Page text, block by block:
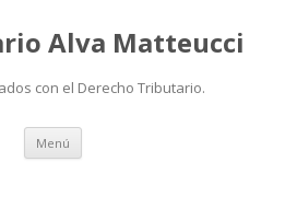
Alva Matteucci
con el Derecho Tributario.
Menú Ir
contenido